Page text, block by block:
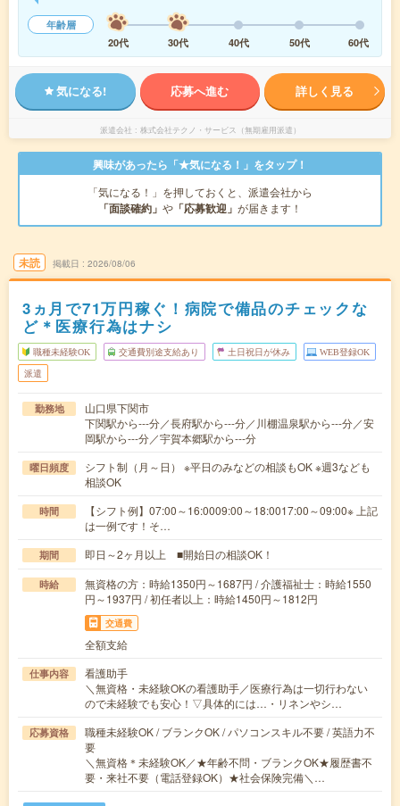
年齢層
20代
30代 40代 50代 60代
気になる! 応募へ進む 詳しく見る
派遣会社 株式会社テクノ・サービス（無期雇用派遣）
興味があったら「★気になる！」をタップ！
「気になる！」を押しておくと、派遣会社から
「面談確約」 や 「応募歓迎」 が届きます！
未読 掲載日 2026/08/06
3ヵ月で71万円稼ぐ！病院で備品のチェックな
ど＊医療行為はナシ
職種未経験OK 交通費別途支給あり 土日祝日が休み WEB登録OK
派遣
勤務地
山口県下関市
下関駅から---分／長府駅から---分／川棚温泉駅から---分／安
岡駅から---分／宇賀本郷駅から---分
曜日頻度
シフト制（月～日） ※平日のみなどの相談もOK ※週3なども
相談OK
時間
【シフト例】07:00～16:0009:00～18:0017:00～09:00※ 上記
は一例です！そ…
期間 即日～2ヶ月以上 ■開始日の相談OK！
時給
無資格の方：時給1350円～1687円 / 介護福祉士：時給1550
円～1937円 / 初任者以上：時給1450円～1812円
交通費
全額支給
仕事内容
看護助手
＼無資格・未経験OKの看護助手／医療行為は一切行わない
ので未経験でも安心！▽具体的には…・リネンやシ…
応募資格
職種未経験OK / ブランクOK / パソコンスキル不要 / 英語力不
要
＼無資格＊未経験OK／★年齢不問・ブランクOK★履歴書不
要・来社不要（電話登録OK）★社会保険完備＼…